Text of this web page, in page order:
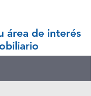
área de interés